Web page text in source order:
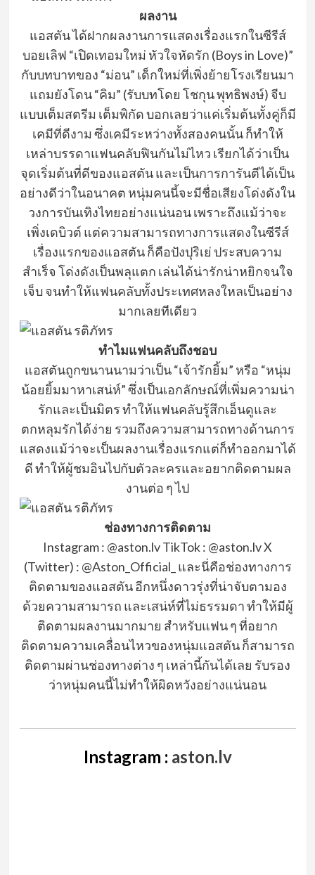
ผลงาน
แอสตันได้ฝากผลงานการแสดงเรื่องแรกในซีรีส์
บอยเลิฟ “เปิดเทอมใหม่ หัวใจหัดรัก (Boysin Love)”
กับบทบาทของ “ม่อน” เด็กใหม่ที่เพิ่งย้ายโรงเรียนมา
แถมยังโดน “คิม” (รับบทโดย โชกุนพุทธิพงษ์) จีบ
แบบเต็มสตรีม เต็มพิกัดบอกเลยว่าแค่เริ่มต้นทั้งคู่ก็มี
เคมีที่ดีงาม ซึ่งเคมีระหว่างทั้งสองคนนั้นก็ทำให้
เหล่าบรรดาแฟนคลับฟินกันไม่ไหว เรียกได้ว่าเป็น
จุดเริ่มต้นที่ดีของแอสตันและเป็นการการันตีได้เป็น
อย่างดีว่าในอนาคต หนุ่มคนนี้จะมีชื่อเสียงโด่งดังใน
วงการบันเทิงไทยอย่างแน่นอนเพราะถึงแม้ว่าจะ
เพิ่งเดบิวต์ แต่ความสามารถทางการแสดงในซีรีส์
เรื่องแรกของแอสตันก็คือปังปุริเย่ ประสบความ
สำเร็จ โด่งดังเป็นพลุแตก เล่นได้น่ารักน่าหยิกจนใจ
เจ็บจนทำให้แฟนคลับทั้งประเทศหลงใหลเป็นอย่าง
มากเลยทีเดียว
ทำไมแฟนคลับถึงชอบ
แอสตันถูกขนานนามว่าเป็น “เจ้ารักยิ้ม” หรือ “หนุ่ม
น้อยยิ้มมาหาเสน่ห์”ซึ่งเป็นเอกลักษณ์ที่เพิ่มความน่า
รักและเป็นมิตรทำให้แฟนคลับรู้สึกเอ็นดูและ
ตกหลุมรักได้ง่าย รวมถึงความสามารถทางด้านการ
แสดงแม้ว่าจะเป็นผลงานเรื่องแรกแต่ก็ทำออกมาได้
ดีทำให้ผู้ชมอินไปกับตัวละครและอยากติดตามผล
งานต่อ ๆ ไป
ช่องทางการติดตาม
Instagram : @aston.lvTikTok : @aston.lvX
(Twitter) : @Aston_Official_ และนี่คือช่องทางการ
ติดตามของแอสตันอีกหนึ่งดาวรุ่งที่น่าจับตามอง
ด้วยความสามารถ และเสน่ห์ที่ไม่ธรรมดาทำให้มีผู้
ติดตามผลงานมากมาย สำหรับแฟนๆที่อยาก
ติดตามความเคลื่อนไหวของหนุ่มแอสตันก็สามารถ
ติดตามผ่านช่องทางต่าง ๆ เหล่านี้กันได้เลย รับรอง
ว่าหนุ่มคนนี้ไม่ทำให้ผิดหวังอย่างแน่นอน
Instagram : aston.lv